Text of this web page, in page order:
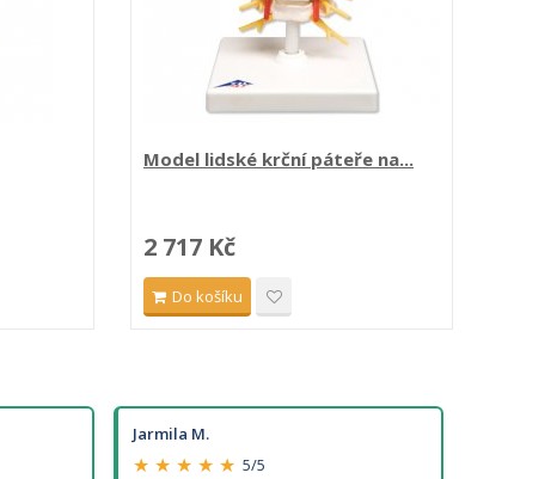
Model lidské krční páteře na...
2 717 Kč
Do košíku
Jarmila M.
★ ★ ★ ★ ★ 5/5